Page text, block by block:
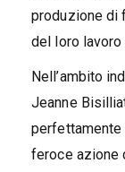
produzione di
del loro
Nell’ambito
Jeanne
perfettamente
feroce azione